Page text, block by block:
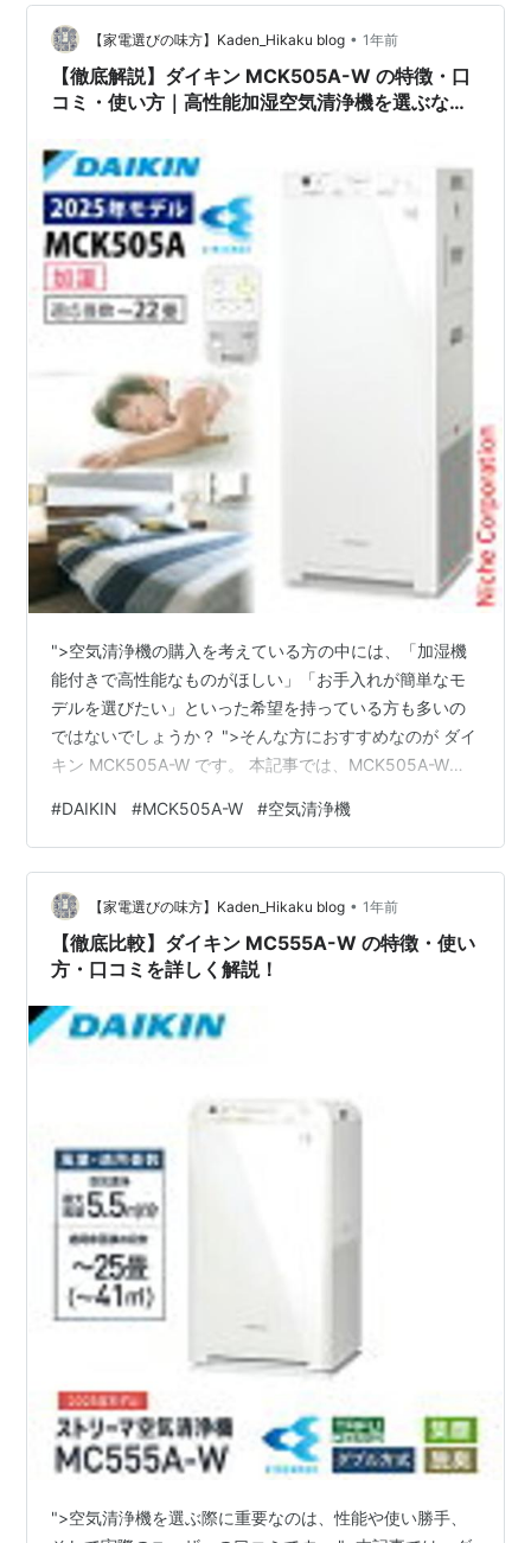
ミ・評判 良い口コミ 悪い口コミ 6. まとめ 【購入をおす
すめする…【家電選びの味方】Kaden_Hikaku blog • 1年前
【徹底解説】ダイキン MCK505A-W の特徴・口
コミ・使い方｜高性能加湿空気清浄機を選ぶなら
">空気清浄機の購入を考えている方の中には、「加湿機
能付きで高性能なものがほしい」「お手入れが簡単なモ
デルを選びたい」といった希望を持っている方も多いの
ではないでしょうか？ ">そんな方におすすめなのが ダイ
キン MCK505A-W です。 本記事では、MCK505A-Wの
ついて詳しく解説します。 購入を検討している方は、ぜ
ひ参考にしてください。 ダイキン MCK505A-W とは？
ダイキン MCK505A-W posted with カエレバ 楽天市場
Amazon Yahooショッピング ダイキン MCK505A-W
は、加湿機能を搭載…
#DAIKIN #MCK505A-W #空気清浄機
【家電選びの味方】Kaden_Hikaku blog • 1年前
【徹底比較】ダイキン MC555A-W の特徴・使い
方・口コミを詳しく解説！
">空気清浄機を選ぶ際に重要なのは、性能や使い勝手、